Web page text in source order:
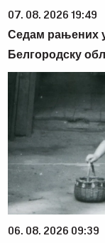
07. 08. 2026 19:49
Седам рањених
Белгородску
06. 08. 2026 09:39